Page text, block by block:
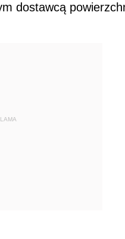
dostawcą